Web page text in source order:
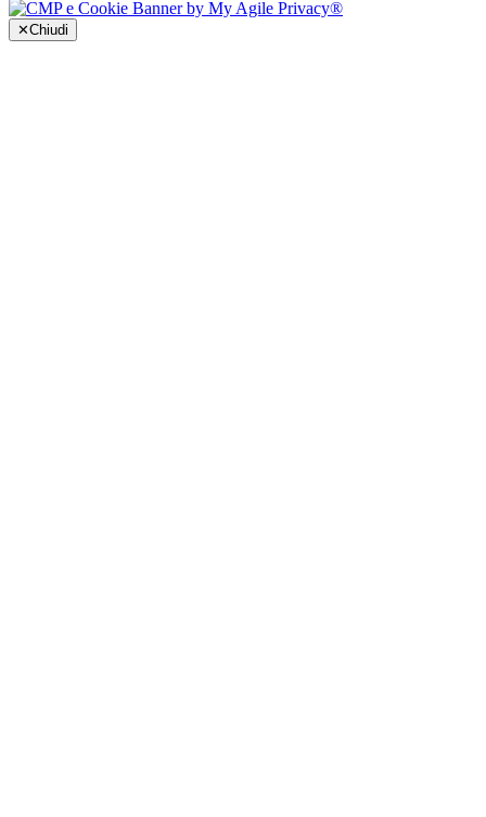
✕Chiudi